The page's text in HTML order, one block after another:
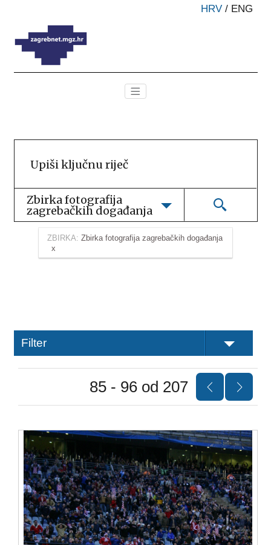
HRV / ENG
Zbirka fotografija
zagrebačkih događanja
ZBIRKA: Zbirka fotografija zagrebačkih događanja
Filter
85 - 96 od 207